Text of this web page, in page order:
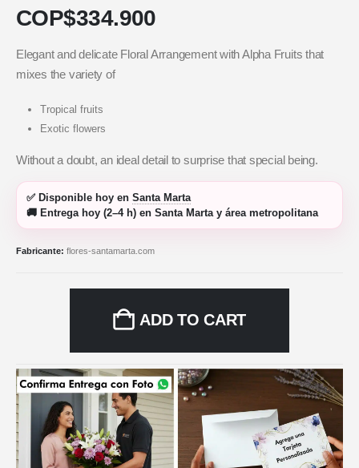
COP$334.900
Elegant and delicate Floral Arrangement with Alpha Fruits that
mixes the variety of
Tropical fruits
Exotic flowers
Without a doubt, an ideal detail to surprise that special being.
✅ Disponible hoy en Santa Marta
🚚 Entrega hoy (2–4 h) en Santa Marta y área metropolitana
Fabricante: flores-santamarta.com
ADD TO CART